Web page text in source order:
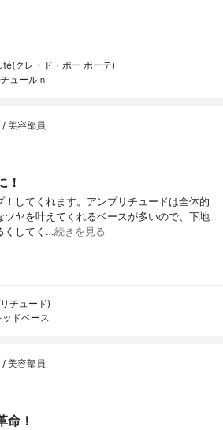
クレ・ド・ポー ボーテ)
ュールｎ
/ 美容部員
！
してくれます。アンプリチュードは全体的
ツヤを叶えてくれるベースが多いので、下地
くしてく…続きを見る
チュード)
ドベース
美容部員
命！